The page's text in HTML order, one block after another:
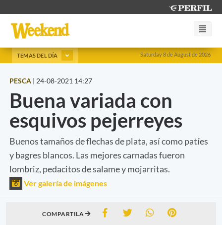
Saturday 8 de August de 2026
TEMAS DEL DÍA
PESCA | 24-08-2021 14:27
Buena variada con
esquivos pejerreyes
Buenos tamaños de flechas de plata, así como patíes
y bagres blancos. Las mejores carnadas fueron
lombriz, pedacitos de salame y mojarritas.
Ver galería de imágenes
COMPARTILA